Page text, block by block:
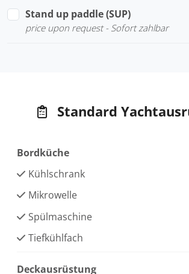
Stand up paddle (SUP)
price upon request - Sofort zahlbar
Standard
Bordküche
Kühlschrank
Mikrowelle
Spülmaschine
Tiefkühlfach
Deckausrüstung